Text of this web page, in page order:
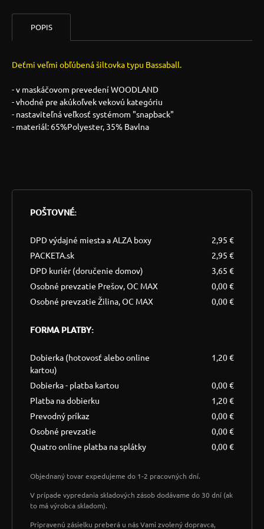
POPIS
Deťmi veľmi obľúbená šiltovka typu Bassaball.
- v maskáčovom prevedení WOODLAND
- vhodné pre akúkoľvek vekovú kategóriu
- nastaviteľná veľkosť systémom "snapback"
- materiál: 65%Polyester, 35% Bavlna
POŠTOVNÉ:
DPD výdajné miesta a ALZA boxy
2,95 €
PACKETA.sk
2,95 €
DPD kuriér (doručenie domov)
3,65 €
Osobné prevzatie Prešov, OC MAX
0,00 €
Osobné prevzatie Žilina, OC MAX
0,00 €
FORMA PLATBY:
Dobierka (hotovosť alebo online
kartou)
1,20 €
Dobierka - platba kartou
0,00 €
Platba na dobierku
1,20 €
Prevodný príkaz
0,00 €
Osobné prevzatie
0,00 €
Quatro online platba na splátky
0,00 €
Objednaný tovar expedujeme do 1-2 pracovných dní.
V prípade vypredania skladových zásob dodávame do 30 dní (ak
to má výrobca skladom).
Pripravenú zásielku preberá u nás Vami zvolený dopravca,